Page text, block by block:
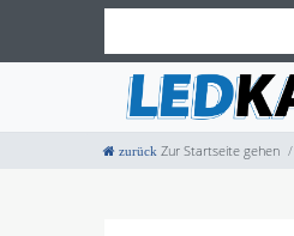
Zur Startseite gehen